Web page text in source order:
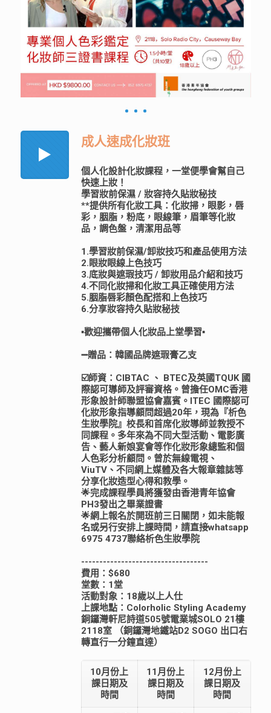
成人速成化妝班
個人化設計化妝課程，一堂便學會幫自己
快速上妝！
學習妝前保濕 / 妝容持久貼妝秘技
**提供所有化妝工具：化妝掃，眼影，唇
彩，胭脂，粉底，眼線筆，眉筆等化妝
品，調色盤，清潔用品等
1.學習妝前保濕/卸妝技巧和產品使用方法
2.眼妝眼線上色技巧
3.底妝與遮瑕技巧 / 卸妝用品介紹和技巧
4.不同化妝掃和化妝工具正確使用方法
5.胭脂唇彩顏色配搭和上色技巧
6.分享妝容持久貼妝秘技
▪️歡迎攜帶個人化妝品上堂學習▪️
➖贈品：韓國品牌遮瑕膏乙支
☑️師資：CIBTAC 、 BTEC及英國TQUK 國
際認可導師及評審資格。曾擔任OMC香港
形象設計師聯盟協會嘉賓。ITEC 國際認可
化妝形象指導顧問超過20年，現為『析色
生妝學院』校長和首席化妝導師並教授不
同課程。多年來為不同大型活動、電影廣
告、藝人新娘宴會等作化妝形象總監和個
人色彩分析顧問。曾於無線電視、
ViuTV、不同網上媒體及各大報章雜誌等
分享化妝造型心得和教學。
🌟完成課程學員將獲發由香港青年協會
PH3發出之畢業證書
🌟網上報名於開班前三日關閉，如未能報
名或另行安排上課時間，請直接whatsapp
6975 4737聯絡析色生妝學院
-----------------------------------
費用：$680
堂數：1堂
活動對象：18歲以上人仕
上課地點：Colorholic Styling Academy
銅鑼灣軒尼詩道505號電業城SOLO 21樓
2118室 （銅鑼灣地鐵站D2 SOGO 出口右
轉直行一分鐘直達）
10月份上
課日期及
時間
11月份上
課日期及
時間
12月份上
課日期及
時間